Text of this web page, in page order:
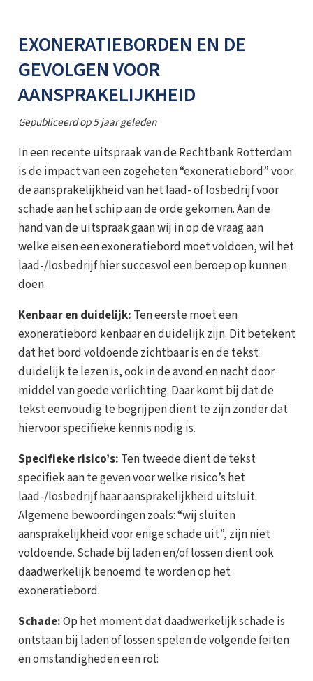
EXONERATIEBORDEN EN DE
GEVOLGEN VOOR
AANSPRAKELIJKHEID
Gepubliceerd op5 jaar geleden
In een recente uitspraak van de Rechtbank Rotterdam
is de impact van een zogeheten “exoneratiebord” voor
de aansprakelijkheid van het laad- of losbedrijf voor
schade aan het schip aan de orde gekomen. Aan de
hand van de uitspraak gaan wij in op de vraag aan
welke eisen een exoneratiebord moet voldoen, wil het
laad-/losbedrijf hier succesvol een beroep op kunnen
doen.
Kenbaar en duidelijk: Ten eerste moet een
exoneratiebord kenbaar en duidelijk zijn. Dit betekent
dat het bord voldoende zichtbaar is en de tekst
duidelijk te lezen is, ook in de avond en nacht door
middel van goede verlichting. Daar komt bij dat de
tekst eenvoudig te begrijpen dient te zijn zonder dat
hiervoor specifieke kennis nodig is.
Specifieke risico’s: Ten tweede dient de tekst
specifiek aan te geven voor welke risico’s het
laad-/losbedrijf haar aansprakelijkheid uitsluit.
Algemene bewoordingen zoals: “wij sluiten
aansprakelijkheid voor enige schade uit”, zijn niet
voldoende. Schade bij laden en/of lossen dient ook
daadwerkelijk benoemd te worden op het
exoneratiebord.
Schade:Op het moment dat daadwerkelijk schade is
ontstaan bij laden of lossen spelen de volgende feiten
en omstandigheden een rol: